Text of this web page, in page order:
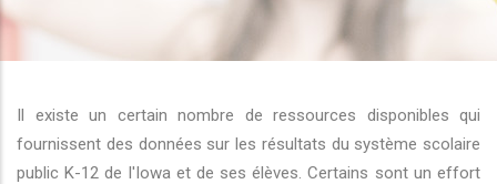
actions supplémentaires
Il existe un certain nombre de ressources disponibles qui
fournissent des données sur les résultats du système scolaire
public K-12 de l'Iowa et de ses élèves. Certains sont un effort